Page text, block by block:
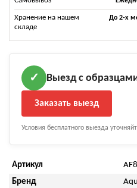
Хранение на нашем
складе
До 2-х
✓ Выезд с
Заказать выезд
Условия бесплатного выезда
Артикул
Бренд